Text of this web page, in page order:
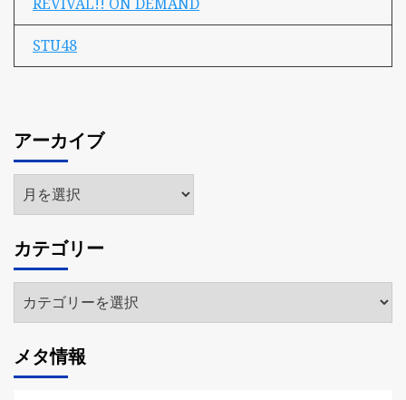
STU48
アーカイブ
ア
ー
イ
ブ
カテゴリー
テ
リ
ー
メタ情報